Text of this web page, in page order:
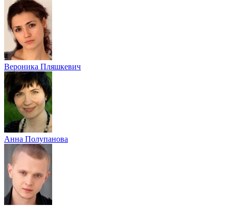
Вероника Пляшкевич
Анна Полупанова